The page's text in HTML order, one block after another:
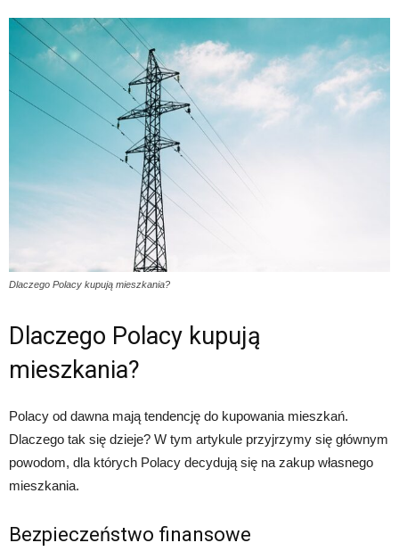
Dlaczego Polacy kupują mieszkania?
Dlaczego Polacy kupują
mieszkania?
Polacy od dawna mają tendencję do kupowania mieszkań.
Dlaczego tak się dzieje? W tym artykule przyjrzymy się głównym
powodom, dla których Polacy decydują się na zakup własnego
mieszkania.
Bezpieczeństwo finansowe